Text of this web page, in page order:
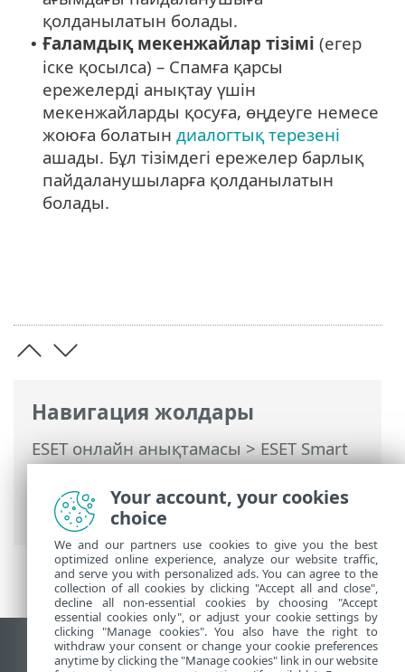
Навигация жолдары
ESET онлайн анықтамасы>ESET Smart
Security Premium>ESET Smart Security
Premium Бағдарламасымен жұмыс істеу
Реттеу > Интернетті қорғау
қолданылатын болады.
• Ғаламдық мекенжайлар тізімі (егер
іске қосылса) – Спамға қарсы
ережелерді анықтау үшін
мекенжайларды қосуға, өңдеуге немесе
жоюға болатын диалогтық терезені
ашады. Бұл тізімдегі ережелер барлық
пайдаланушыларға қолданылатын
болады.
Жұмыс үстеліндегі сайтты қарау
Your account, your cookies
choice
We and our partners use cookies to give you the best
optimized online experience, analyze our website traffic,
and serve you with personalized ads. You can agree to the
collection of all cookies by clicking "Accept all and close",
decline all non-essential cookies by choosing "Accept
essential cookies only", or adjust your cookie settings by
clicking "Manage cookies". You also have the right to
withdraw your consent or change your cookie preferences
anytime by clicking the "Manage cookies" link in our website